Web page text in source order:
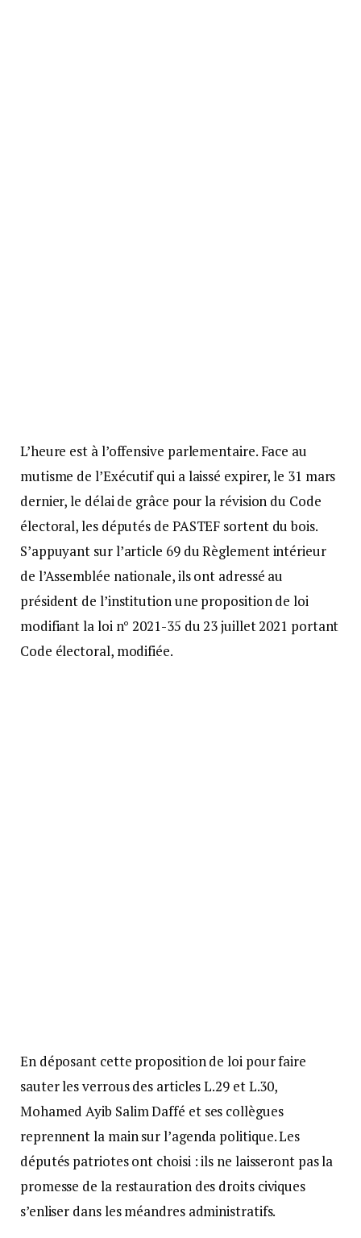
L’heure est à l’offensive parlementaire. Face au
mutisme de l’Exécutif qui a laissé expirer, le 31 mars
dernier, le délai de grâce pour la révision du Code
électoral, les députés de PASTEF sortent du bois.
S’appuyant sur l’article 69 du Règlement intérieur
de l’Assemblée nationale, ils ont adressé au
président de l’institution une proposition de loi
modifiant la loi n° 2021-35 du 23 juillet 2021 portant
Code électoral, modifiée.
En déposant cette proposition de loi pour faire
sauter les verrous des articles L.29 et L.30,
Mohamed Ayib Salim Daffé et ses collègues
reprennent la main sur l’agenda politique. Les
députés patriotes ont choisi : ils ne laisseront pas la
promesse de la restauration des droits civiques
s’enliser dans les méandres administratifs.